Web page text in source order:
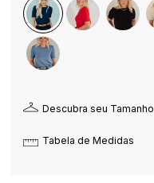
Descubra seu Tamanho
Tabela de Medidas